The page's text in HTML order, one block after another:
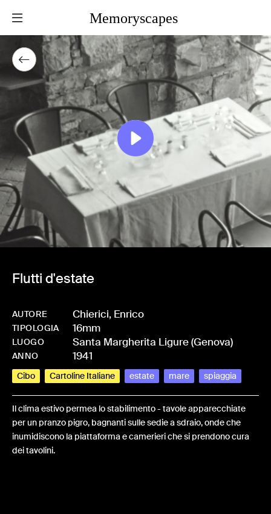
Memoryscapes
Flutti d'estate
AUTORE Chierici, Enrico
TIPOLOGIA 16mm
LUOGO Santa Margherita Ligure (Genova)
ANNO 1941
Cibo Cartoline Italiane estate mare spiaggia
Il clima estivo permea lo stabilimento - tavole apparecchiate
per un pranzo pigro, bagnanti sulle sedie a sdraio, onde che
inumidiscono la piattaforma e camerieri che si prendono cura
dei tavolini.